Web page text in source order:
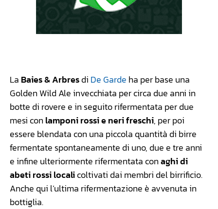
La Baies & Arbresdi De Garde ha per base una
Golden Wild Ale invecchiata per circa due anni in
botte di rovere e in seguito rifermentata per due
mesi conlamponi rossi e neri freschi, per poi
essere blendata con una piccola quantità di birre
fermentate spontaneamente di uno, due e tre anni
e infine ulteriormente rifermentata conaghi di
abeti rossi localicoltivati dai membri del birrificio.
Anche qui l’ultima rifermentazione è avvenuta in
bottiglia.